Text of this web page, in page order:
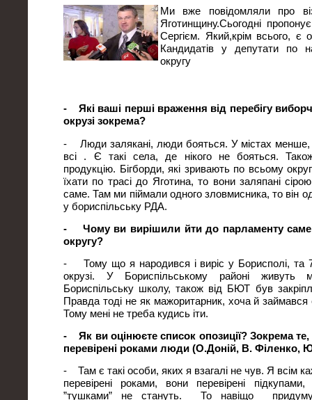
Ми вже повідомляли про
Яготинщину.Сьогодні
Сергієм. Який,крім всього, є
Кандидатів у депутати по
округу
- Які ваші перші враження від перебігу
окрузі зокрема?
- Люди залякані, люди бояться. У містах менше,
всі . Є такі села, де нікого не бояться.
продукцію. Бігборди, які зривають по всьому
їхати по трасі до Яготина, то вони заляпані
саме. Там ми піймали одного зловмисника, то він
у бориспільську РДА.
- Чому ви вирішили йти до парламенту
округу?
- Тому що я народився і виріс у Борисполі, та
окрузі. У Бориспільському районі живуть
Бориспільську школу, також від БЮТ був
Правда тоді не як мажоритарник, хоча й
Тому мені не треба кудись іти.
- Як ви оцінюєте список опозиції? Зокрема
перевірені роками люди (О.Доній, В. Філенко,
- Там є такі особи, яких я взагалі не чув. Я всім
перевірені роками, вони перевірені
”тушками” не стануть. То навіщо